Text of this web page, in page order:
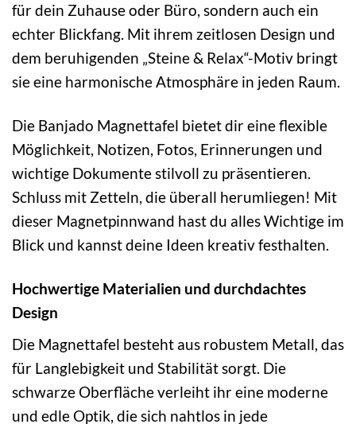
für dein Zuhause oder Büro, sondern auch ein
echter Blickfang. Mit ihrem zeitlosen Design und
dem beruhigenden „Steine & Relax“-Motiv bringt
sie eine harmonische Atmosphäre in jeden Raum.
Die Banjado Magnettafel bietet dir eine flexible
Möglichkeit, Notizen, Fotos, Erinnerungen und
wichtige Dokumente stilvoll zu präsentieren.
Schluss mit Zetteln, die überall herumliegen! Mit
dieser Magnetpinnwand hast du alles Wichtige im
Blick und kannst deine Ideen kreativ festhalten.
Hochwertige Materialien und durchdachtes
Design
Die Magnettafel besteht aus robustem Metall, das
für Langlebigkeit und Stabilität sorgt. Die
schwarze Oberfläche verleiht ihr eine moderne
und edle Optik, die sich nahtlos in jede